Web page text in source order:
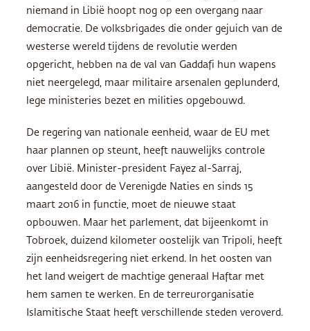
niemand in Libië hoopt nog op een overgang naar
democratie. De volksbrigades die onder gejuich van de
westerse wereld tijdens de revolutie werden
opgericht, hebben na de val van Gaddafi hun wapens
niet neergelegd, maar militaire arsenalen geplunderd,
lege ministeries bezet en milities opgebouwd.
De regering van nationale eenheid, waar de EU met
haar plannen op steunt, heeft nauwelijks controle
over Libië. Minister-president Fayez al-Sarraj,
aangesteld door de Verenigde Naties en sinds 15
maart 2016 in functie, moet de nieuwe staat
opbouwen. Maar het parlement, dat bijeenkomt in
Tobroek, duizend kilometer oostelijk van Tripoli, heeft
zijn eenheidsregering niet erkend. In het oosten van
het land weigert de machtige generaal Haftar met
hem samen te werken. En de terreurorganisatie
Islamitische Staat heeft verschillende steden veroverd.